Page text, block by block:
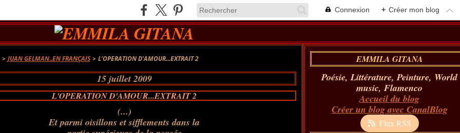
Connexion + Créer mon blog
> JUAN GELMAN..EN FRANÇAIS > L'OPERATION D'AMOUR...EXTRAIT 2
15 juillet 2009
L'OPERATION D'AMOUR...EXTRAIT 2
(...)
Et parmi oisillons et sifflements dans la
EMMILA GITANA
Poésie, Littérature, Peinture, World
music, Flamenco
Accueil du blog
Créer un blog avec CanalBlog
Flux RSS